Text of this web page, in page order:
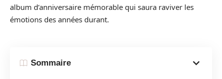
album d’anniversaire mémorable qui saura raviver les
émotions des années durant.
Sommaire